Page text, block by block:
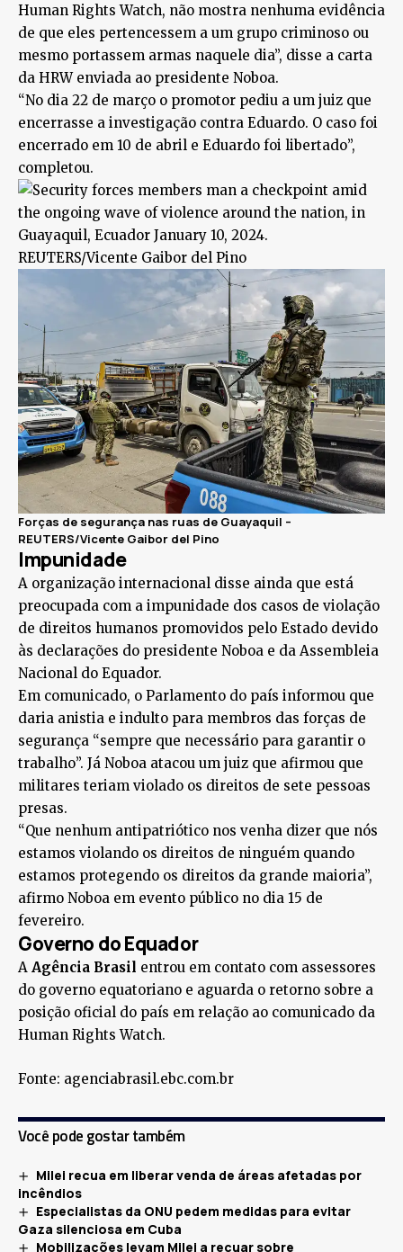
Human Rights Watch, não mostra nenhuma evidência
de que eles pertencessem a um grupo criminoso ou
mesmo portassem armas naquele dia”, disse a carta
da HRW enviada ao presidente Noboa.
“No dia 22 de março o promotor pediu a um juiz que
encerrasse a investigação contra Eduardo. O caso foi
encerrado em 10 de abril e Eduardo foi libertado”,
completou.
Forças de segurança nas ruas de Guayaquil –
REUTERS/Vicente Gaibor del Pino
Impunidade
A organização internacional disse ainda que está
preocupada com a impunidade dos casos de violação
de direitos humanos promovidos pelo Estado devido
às declarações do presidente Noboa e da Assembleia
Nacional do Equador.
Em comunicado, o Parlamento do país informou que
daria anistia e indulto para membros das forças de
segurança “sempre que necessário para garantir o
trabalho”. Já Noboa atacou um juiz que afirmou que
militares teriam violado os direitos de sete pessoas
presas.
“Que nenhum antipatriótico nos venha dizer que nós
estamos violando os direitos de ninguém quando
estamos protegendo os direitos da grande maioria”,
afirmo Noboa em evento público no dia 15 de
fevereiro.
Governo do Equador
A Agência Brasil entrou em contato com assessores
do governo equatoriano e aguarda o retorno sobre a
posição oficial do país em relação ao comunicado da
Human Rights Watch.
Fonte: agenciabrasil.ebc.com.br
Você pode gostar também
Milei recua em liberar venda de áreas afetadas por
incêndios
Especialistas da ONU pedem medidas para evitar
Gaza silenciosa em Cuba
Mobilizações levam Milei a recuar sobre